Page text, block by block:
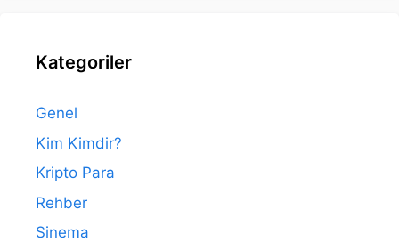
Kategoriler
Genel
Kim Kimdir?
Kripto Para
Rehber
Sinema